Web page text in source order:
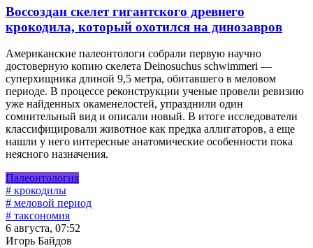
Воссоздан скелет гигантского древнего
крокодила, который охотился на динозавров
Американские палеонтологи собрали первую научно
достоверную копию скелета Deinosuchus schwimmeri —
суперхищника длиной 9,5 метра, обитавшего в меловом
периоде. В процессе реконструкции ученые провели ревизию
уже найденных окаменелостей, упразднили один
сомнительный вид и описали новый. В итоге исследователи
классифицировали животное как предка аллигаторов, а еще
нашли у него интересные анатомические особенности пока
неясного назначения.
Палеонтология
# крокодилы
# меловой период
# таксономия
6 августа, 07:52
Игорь Байдов